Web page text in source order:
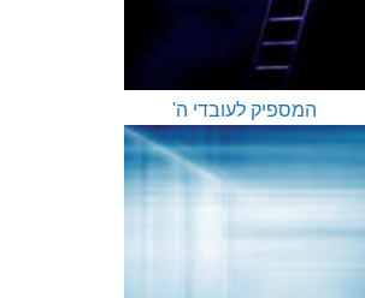
המספיק לעובדי ה'